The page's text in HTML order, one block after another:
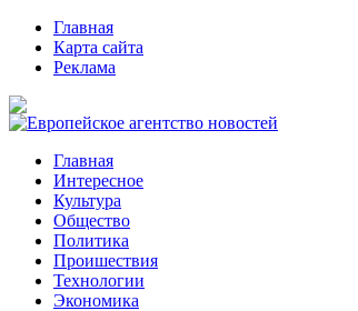
Главная
Карта сайта
Реклама
Главная
Интересное
Культура
Общество
Политика
Проишествия
Технологии
Экономика